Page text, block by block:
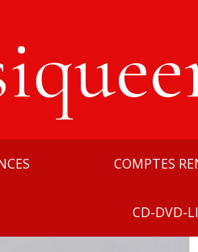
COMPTES
CD-DVD-